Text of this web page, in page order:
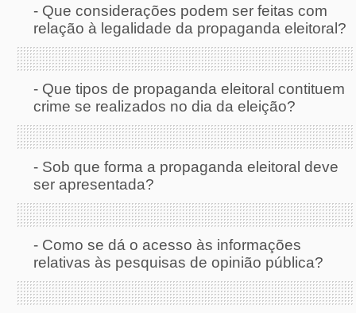
- Que considerações podem ser feitas com
relação à legalidade da propaganda eleitoral?
- Que tipos de propaganda eleitoral contituem
crime se realizados no dia da eleição?
- Sob que forma a propaganda eleitoral deve
ser apresentada?
- Como se dá o acesso às informações
relativas às pesquisas de opinião pública?